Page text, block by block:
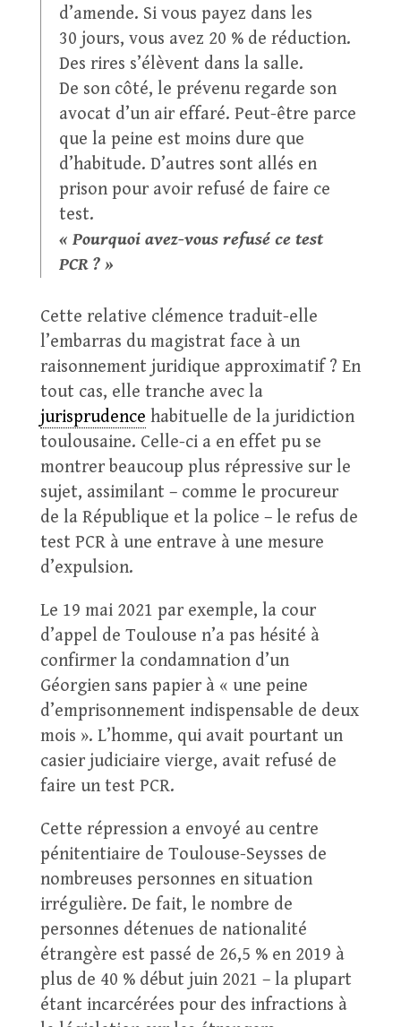
d’amende. Si vous payez dans les
30 jours, vous avez 20 % de réduction.
Des rires s’élèvent dans la salle.
De son côté, le prévenu regarde son
avocat d’un air effaré. Peut-être parce
que la peine est moins dure que
d’habitude. D’autres sont allés en
prison pour avoir refusé de faire ce
test.
« Pourquoi avez-vous refusé ce test
PCR ? »
Cette relative clémence traduit-elle
l’embarras du magistrat face à un
raisonnement juridique approximatif ? En
tout cas, elle tranche avec la
jurisprudence habituelle de la juridiction
toulousaine. Celle-ci a en effet pu se
montrer beaucoup plus répressive sur le
sujet, assimilant – comme le procureur
de la République et la police – le refus de
test PCR à une entrave à une mesure
d’expulsion.
Le 19 mai 2021 par exemple, la cour
d’appel de Toulouse n’a pas hésité à
confirmer la condamnation d’un
Géorgien sans papier à « une peine
d’emprisonnement indispensable de deux
mois ». L’homme, qui avait pourtant un
casier judiciaire vierge, avait refusé de
faire un test PCR.
Cette répression a envoyé au centre
pénitentiaire de Toulouse-Seysses de
nombreuses personnes en situation
irrégulière. De fait, le nombre de
personnes détenues de nationalité
étrangère est passé de 26,5 % en 2019 à
plus de 40 % début juin 2021 – la plupart
étant incarcérées pour des infractions à